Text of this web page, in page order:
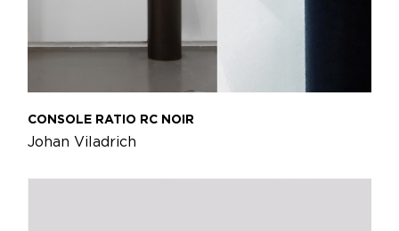
CONSOLE RATIO RC NOIR
Johan Viladrich